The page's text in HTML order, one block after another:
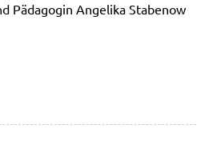
Pädagogin Angelika Stabenow